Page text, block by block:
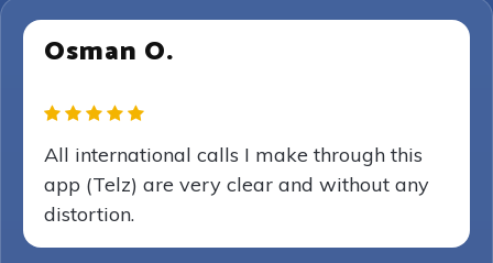
Osman O.
All international calls I make through this
app (Telz) are very clear and without any
distortion.